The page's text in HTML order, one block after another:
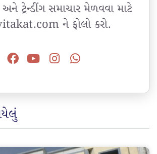
અને ટ્રેન્ડીંગ સમાચાર મેળવવા માટે
ને ફોલો કરો.